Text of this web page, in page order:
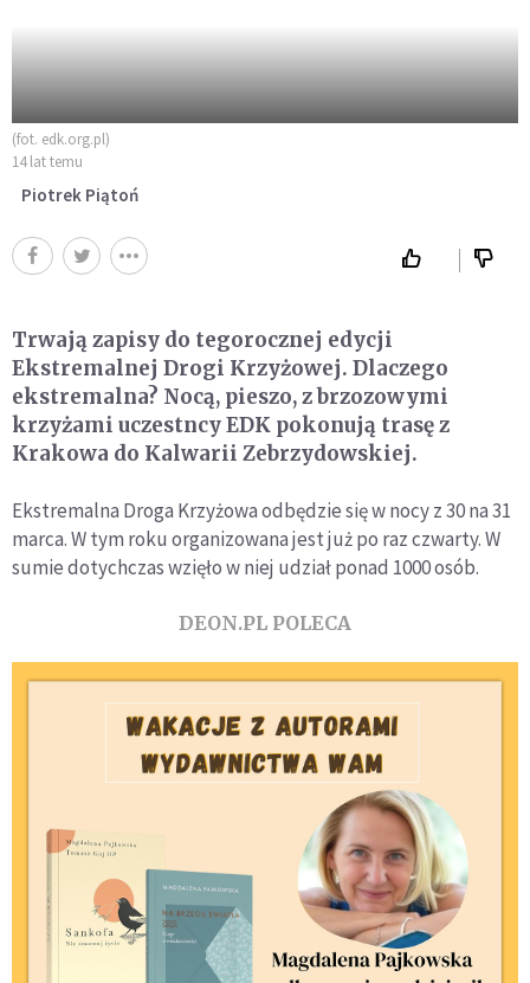
(fot. edk.org.pl)
14 lat temu
Piotrek Piątoń
Trwają zapisy do tegorocznej edycji
Ekstremalnej Drogi Krzyżowej. Dlaczego
ekstremalna? Nocą, pieszo, z brzozowymi
krzyżami uczestncy EDK pokonują trasę z
Krakowa do Kalwarii Zebrzydowskiej.
Ekstremalna Droga Krzyżowa odbędzie się w nocy z 30 na 31
marca. W tym roku organizowana jest już po raz czwarty. W
sumie dotychczas wzięło w niej udział ponad 1000 osób.
DEON.PL POLECA